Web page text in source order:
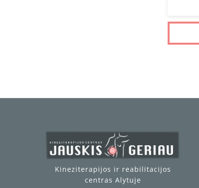
Kineziterapijos ir reabilitacijos
centras Alytuje